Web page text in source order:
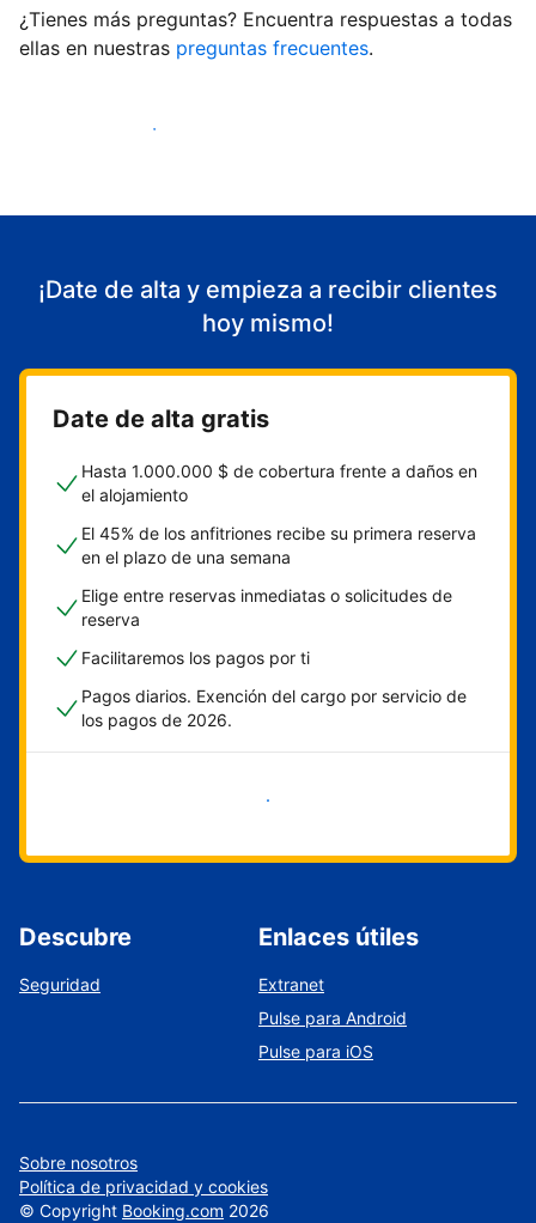
¿Tienes más preguntas? Encuentra respuestas a todas
ellas en nuestras preguntas frecuentes.
Empieza a recibir clientes
¡Date de alta y empieza a recibir clientes
hoy mismo!
Date de alta gratis
Hasta 1.000.000 $ de cobertura frente a daños en
el alojamiento
El 45% de los anfitriones recibe su primera reserva
en el plazo de una semana
Elige entre reservas inmediatas o solicitudes de
reserva
Facilitaremos los pagos por ti
Pagos diarios. Exención del cargo por servicio de
los pagos de 2026.
Empieza ahora
Descubre
Seguridad
Enlaces útiles
Extranet
Pulse para Android
Pulse para iOS
Sobre nosotros
Política de privacidad y cookies
© Copyright Booking.com 2026